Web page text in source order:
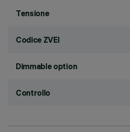
Tensione
Codice ZVEI
Dimmable option
Controllo